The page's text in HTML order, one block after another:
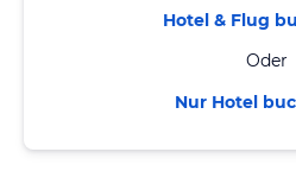
Hotel & Flug
Oder
Nur Hotel